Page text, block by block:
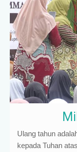
Ulang tahun
kepada Tuhan